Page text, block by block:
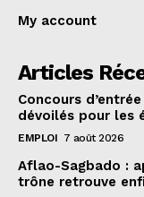
My account
Articles
Concours
dévoilés pour les
EMPLOI 7 août 2026
Aflao-Sagbado :
trône retrouve